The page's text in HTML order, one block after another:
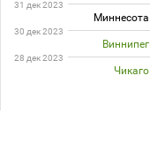
31 дек 2023
Миннесота
30 дек 2023
Виннипег
28 дек 2023
Чикаго